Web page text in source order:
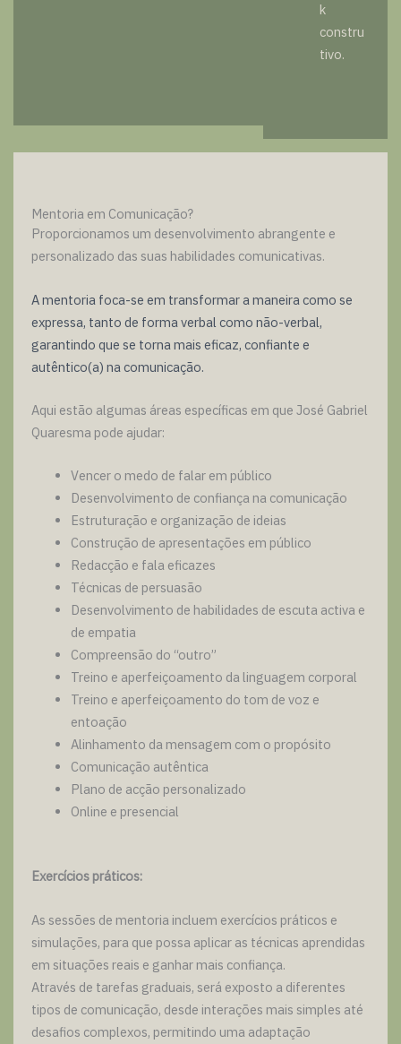
k
constru
tivo.
Mentoria em Comunicação?
Proporcionamos um desenvolvimento abrangente e
personalizado das suas habilidades comunicativas.
A mentoria foca-se em transformar a maneira como se
expressa, tanto de forma verbal como não-verbal,
garantindo que se torna mais eficaz, confiante e
autêntico(a) na comunicação.
Aqui estão algumas áreas específicas em que José Gabriel
Quaresma pode ajudar:
Vencer o medo de falar em público
Desenvolvimento de confiança na comunicação
Estruturação e organização de ideias
Construção de apresentações em público
Redacção e fala eficazes
Técnicas de persuasão
Desenvolvimento de habilidades de escuta activa e
de empatia
Compreensão do “outro”
Treino e aperfeiçoamento da linguagem corporal
Treino e aperfeiçoamento do tom de voz e
entoação
Alinhamento da mensagem com o propósito
Comunicação autêntica
Plano de acção personalizado
Online e presencial
Exercícios práticos:
As sessões de mentoria incluem exercícios práticos e
simulações, para que possa aplicar as técnicas aprendidas
em situações reais e ganhar mais confiança.
Através de tarefas graduais, será exposto a diferentes
tipos de comunicação, desde interações mais simples até
desafios complexos, permitindo uma adaptação